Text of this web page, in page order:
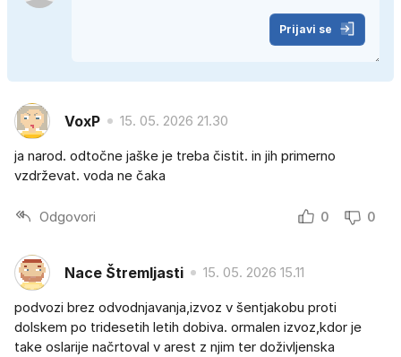
Prijavi se
VoxP 15. 05. 2026 21.30
ja narod. odtočne jaške je treba čistit. in jih primerno
vzdrževat. voda ne čaka
Odgovori 0 0
Nace Štremljasti 15. 05. 2026 15.11
podvozi brez odvodnjavanja,izvoz v šentjakobu proti
dolskem po tridesetih letih dobiva. ormalen izvoz,kdor je
take oslarije načrtoval v arest z njim ter doživljenska